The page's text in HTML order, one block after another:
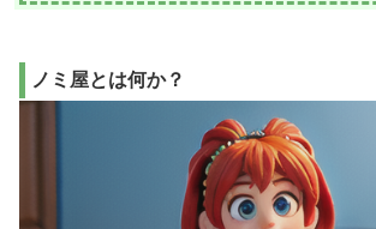
ノミ屋とは何か？